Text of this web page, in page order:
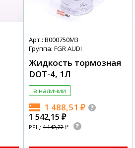
Арт.: B000750M3
Группа: FGR AUDI
Жидкость тормозная
DOT-4, 1Л
в наличии
1 488,51 ₽
1 542,15 ₽
РРЦ: 4 142,22 ₽